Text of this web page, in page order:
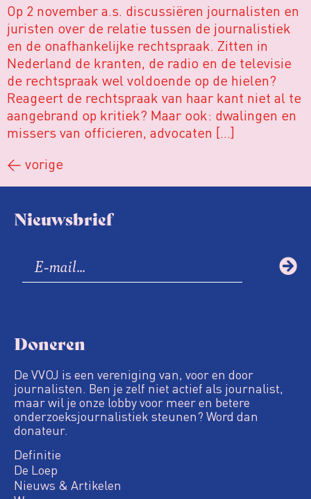
Op 2 november a.s. discussiëren journalisten en
juristen over de relatie tussen de journalistiek
en de onafhankelijke rechtspraak. Zitten in
Nederland de kranten, de radio en de televisie
de rechtspraak wel voldoende op de hielen?
Reageert de rechtspraak van haar kant niet al te
aangebrand op kritiek? Maar ook: dwalingen en
missers van officieren, advocaten […]
← vorige
Nieuwsbrief
Doneren
De VVOJ is een vereniging van, voor en door
journalisten. Ben je zelf niet actief als journalist,
maar wil je onze lobby voor meer en betere
onderzoeksjournalistiek steunen? Word dan
donateur.
Definitie
De Loep
Nieuws & Artikelen